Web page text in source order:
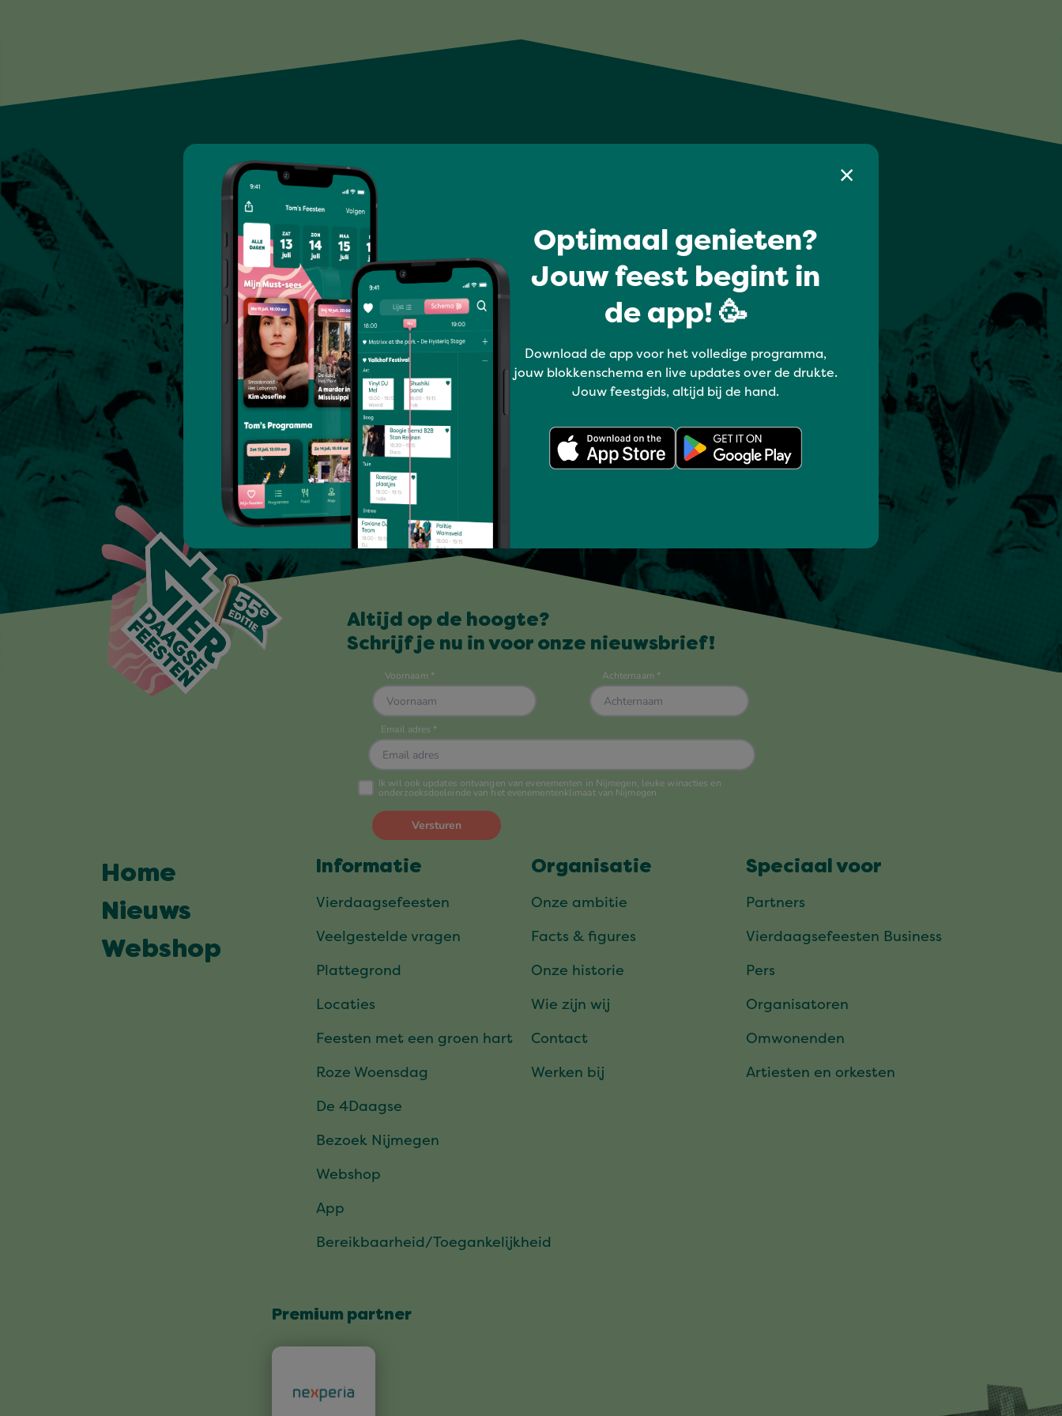
Optimaal genieten?
Jouw feest begint in
de app! 🥳
Download de app voor het volledige programma,
jouw blokkenschema en live updates over de drukte.
Jouw feestgids, altijd bij de hand.
Altijd op de hoogte?
Schrijf je nu in voor onze nieuwsbrief!
Home
Nieuws
Webshop
Informatie
Vierdaagsefeesten
Veelgestelde vragen
Plattegrond
Locaties
Feesten met een groen hart
Roze Woensdag
De 4Daagse
Bezoek Nijmegen
Webshop
App
Bereikbaarheid/Toegankelijkheid
Organisatie
Onze ambitie
Facts & figures
Onze historie
Wie zijn wij
Contact
Werken bij
Speciaal voor
Partners
Vierdaagsefeesten Business
Pers
Organisatoren
Omwonenden
Artiesten en orkesten
Premium partner